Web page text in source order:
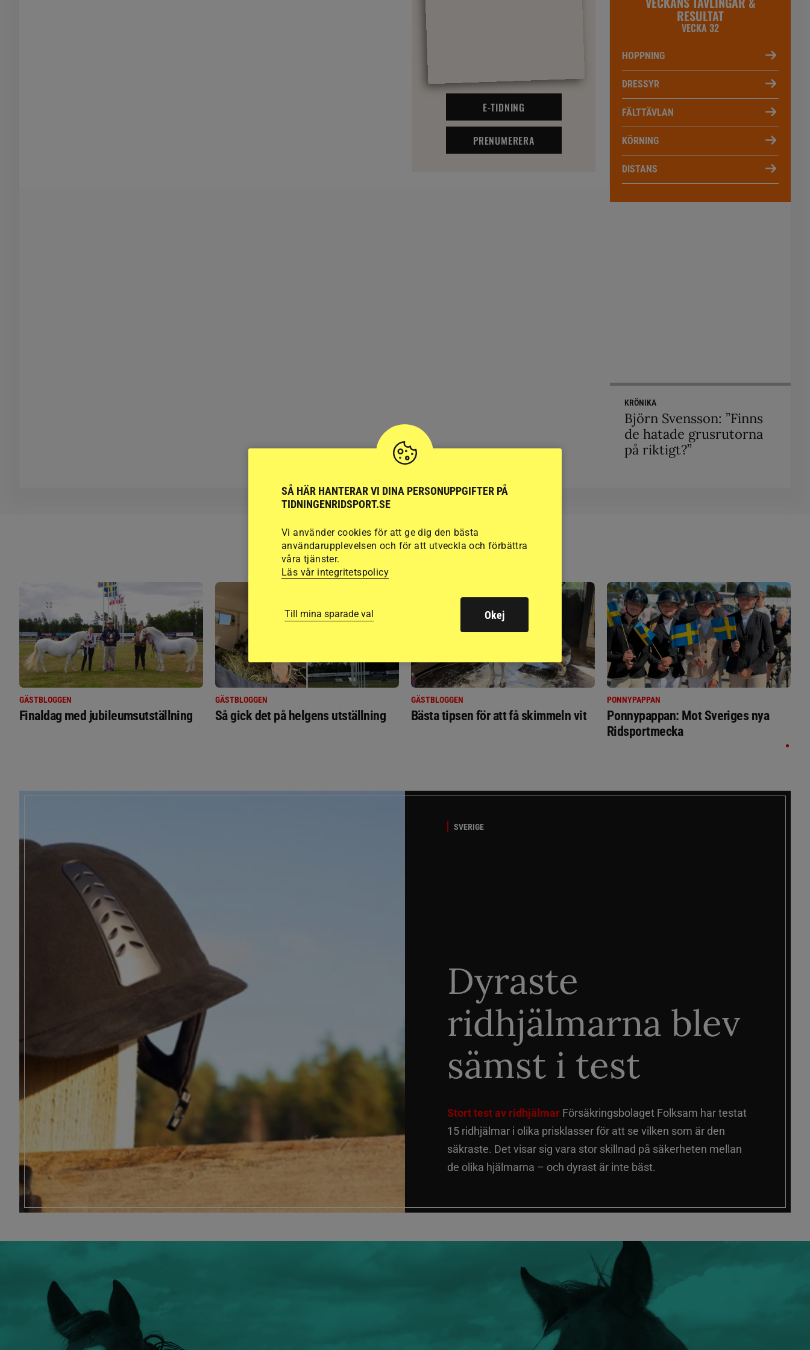
E-TIDNING
PRENUMERERA
RESULTAT
VECKA 32
HOPPNING
DRESSYR
FÄLTTÄVLAN
KÖRNING
DISTANS
KRÖNIKA
Björn Svensson: ”Finns
de hatade grusrutorna
på riktigt?”
BLOGGAR
GÄSTBLOGGEN
Finaldag med jubileumsutställning
GÄSTBLOGGEN
Så gick det på helgens utställning
GÄSTBLOGGEN
Bästa tipsen för att få skimmeln vit
PONNYPAPPAN
Ponnypappan: Mot Sveriges nya
Ridsportmecka
SVERIGE
Dyraste
ridhjälmarna blev
sämst i test
Stort test av ridhjälmar Försäkringsbolaget Folksam har testat
15 ridhjälmar i olika prisklasser för att se vilken som är den
säkraste. Det visar sig vara stor skillnad på säkerheten mellan
de olika hjälmarna – och dyrast är inte bäst.
SÅ HÄR HANTERAR VI DINA PERSONUPPGIFTER PÅ
TIDNINGENRIDSPORT.SE
Vi använder cookies för att ge dig den bästa
användarupplevelsen och för att utveckla och förbättra
våra tjänster.
Läs vår integritetspolicy
Till mina sparade val Okej